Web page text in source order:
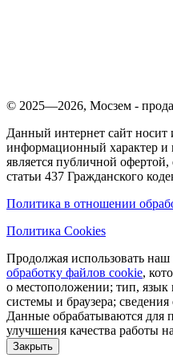
© 2025—2026, Мосзем -
Данный интернет сайт носит
информационный характер и
является публичной
статьи 437 Гражданского
Политика в отношении
Политика Cookies
Продолжая использовать наш
обработку файлов cookie,
о местоположении; тип,
системы и браузера;
Данные обрабатываются для
улучшения качества работы
Закрыть